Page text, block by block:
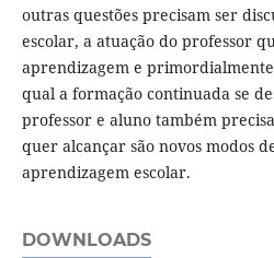
outras questões precisam ser
escolar, a atuação do professor
aprendizagem e
qual a formação continuada se
professor e aluno também
quer alcançar são novos modos
aprendizagem escolar.
DOWNLOADS